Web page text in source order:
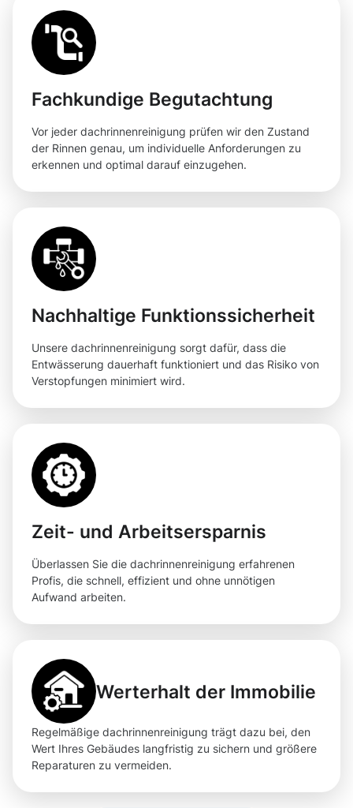
Fachkundige Begutachtung
Vor jeder dachrinnenreinigung prüfen wir den Zustand
der Rinnen genau, um individuelle Anforderungen zu
erkennen und optimal darauf einzugehen.
Nachhaltige Funktionssicherheit
Unsere dachrinnenreinigung sorgt dafür, dass die
Entwässerung dauerhaft funktioniert und das Risiko von
Verstopfungen minimiert wird.
Zeit- und Arbeitsersparnis
Überlassen Sie die dachrinnenreinigung erfahrenen
Profis, die schnell, effizient und ohne unnötigen
Aufwand arbeiten.
Werterhalt der Immobilie
Regelmäßige dachrinnenreinigung trägt dazu bei, den
Wert Ihres Gebäudes langfristig zu sichern und größere
Reparaturen zu vermeiden.